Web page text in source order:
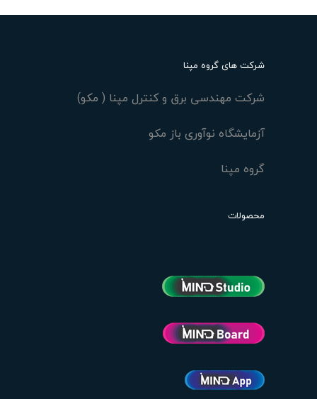
شرکت های گروه مپنا
شرکت مهندسی برق و کنترل مپنا ( مکو)
آزمایشگاه نوآوری باز مکو
گروه مپنا
محصولات